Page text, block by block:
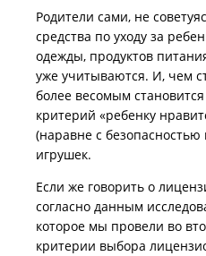
Родители сами, не
средства по уходу за
одежды, продуктов
уже учитываются. И, чем
более весомым
критерий «ребенку
(наравне с
игрушек.
Если же говорить о
согласно данным
которое мы провели во
критерии выбора